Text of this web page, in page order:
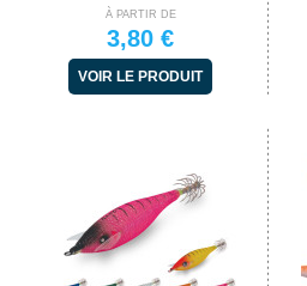
À PARTIR DE
3,80 €
VOIR LE PRODUIT